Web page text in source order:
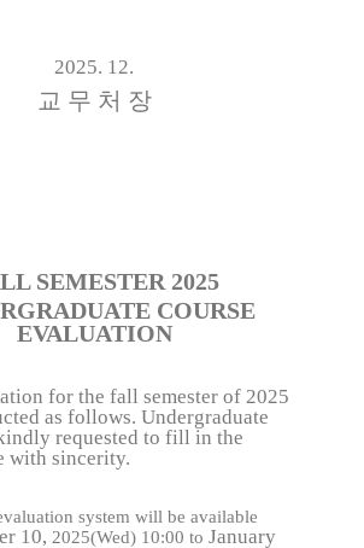
2025. 12.
교 무 처 장
SEMESTER 2025
COURSE
EVALUATION
for the fall semester of 2025
as follows. Undergraduate
requested to fill in the
with sincerity.
system will be available
10, 2025(Wed) 10:00 to January